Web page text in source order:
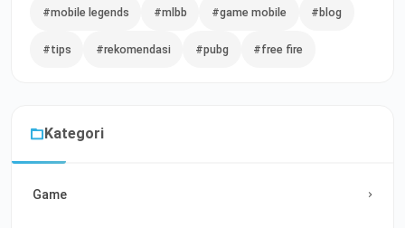
#mobile legends #mlbb #game mobile #blog
#tips #rekomendasi #pubg #free fire
Kategori
Game